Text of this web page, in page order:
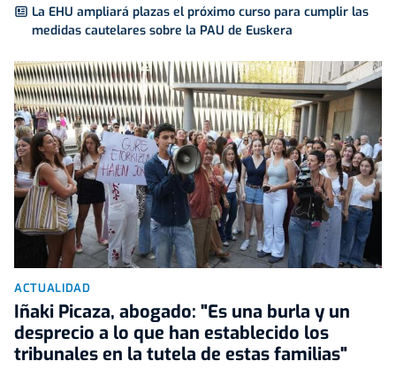
La EHU ampliará plazas el próximo curso para cumplir las
medidas cautelares sobre la PAU de Euskera
ACTUALIDAD
Iñaki Picaza, abogado: "Es una burla y un
desprecio a lo que han establecido los
tribunales en la tutela de estas familias"